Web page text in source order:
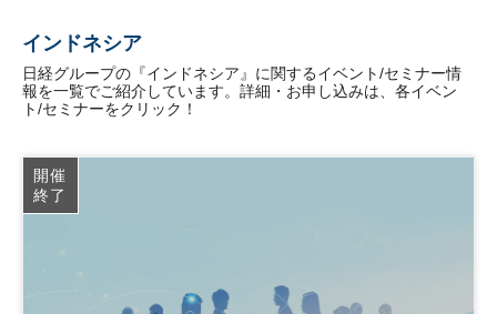
インドネシア
日経グループの『インドネシア』に関するイベント/セミナー情
報を一覧でご紹介しています。詳細・お申し込みは、各イベン
ト/セミナーをクリック！
開催
終了